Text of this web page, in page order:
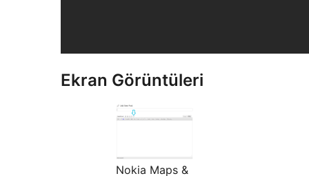
Ekran Görüntüleri
Nokia Maps &